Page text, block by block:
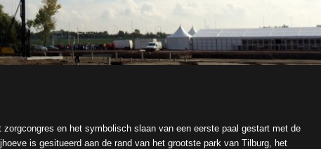
en het symbolisch slaan van een eerste paal gestart met de
is gesitueerd aan de rand van het grootste park van Tilburg, het